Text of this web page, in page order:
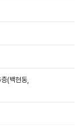
(백현동,